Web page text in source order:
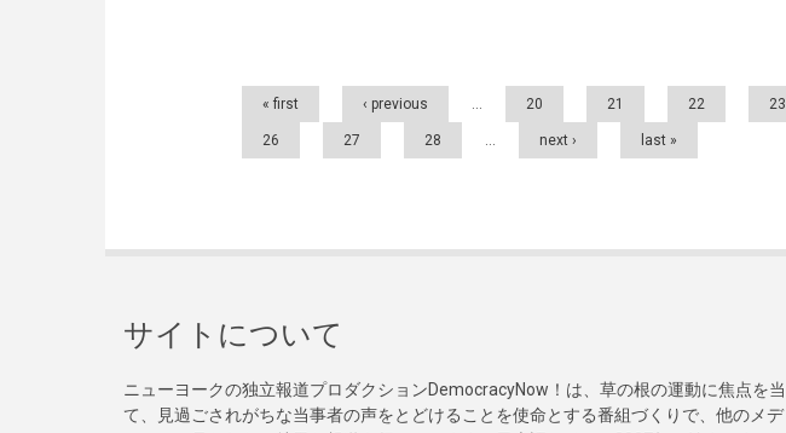
Pages
« first ‹ previous … 20 21 22 23
26 27 28 … next › last »
サイトについて
ニューヨークの独立報道プロダクションDemocracyNow！は、草の根の運動に焦点を当
て、見過ごされがちな当事者の声をとどけることを使命とする番組づくりで、他のメデ